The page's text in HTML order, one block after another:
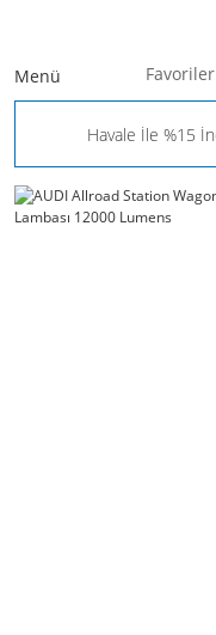
Menü Favoriler